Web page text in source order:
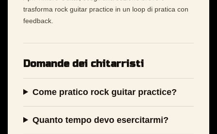
trasforma rock guitar practice in un loop di pratica con
feedback.
Domande dei chitarristi
Come pratico rock guitar practice?
Quanto tempo devo esercitarmi?